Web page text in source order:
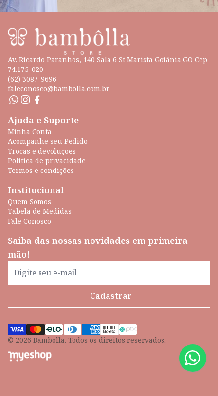
Av. Ricardo Paranhos, 140 Sala 6 St Marista Goiânia GO Cep
74.175-020
(62) 3087-9696
faleconosco@bambolla.com.br
Ajuda e Suporte
Minha Conta
Acompanhe seu Pedido
Trocas e devoluções
Política de privacidade
Termos e condições
Institucional
Quem Somos
Tabela de Medidas
Fale Conosco
Saiba das nossas novidades em primeira
mão!
Cadastrar
© 2026 Bambolla. Todos os direitos reservados.